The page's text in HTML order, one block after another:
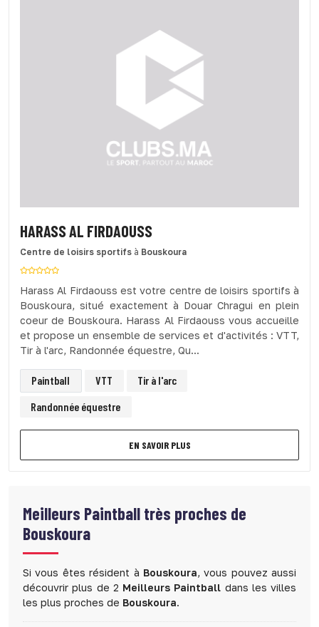
HARASS AL FIRDAOUSS
Centre de loisirs sportifs à Bouskoura
Harass Al Firdaouss est votre centre de loisirs sportifs à
Bouskoura, situé exactement à Douar Chragui en plein
coeur de Bouskoura. Harass Al Firdaouss vous accueille
et propose un ensemble de services et d'activités : VTT,
Tir à l'arc, Randonnée équestre, Qu...
Paintball VTT
Tir à l'arc
Randonnée équestre
EN SAVOIR PLUS
Meilleurs Paintball très proches de
Bouskoura
Si vous êtes résident à Bouskoura, vous pouvez aussi
découvrir plus de 2 Meilleurs Paintball dans les villes
les plus proches de Bouskoura.